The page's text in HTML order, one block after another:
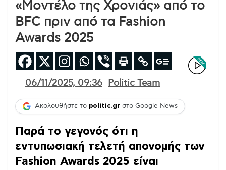
«Μοντέλο της Χρονιάς» από το
BFC πριν από τα Fashion
Awards 2025
06/11/2025, 09:36 Politic Team
Ακολουθήστε το politic.gr στο Google News
Παρά το γεγονός ότι η
εντυπωσιακή τελετή απονομής των
Fashion Awards 2025 είναι